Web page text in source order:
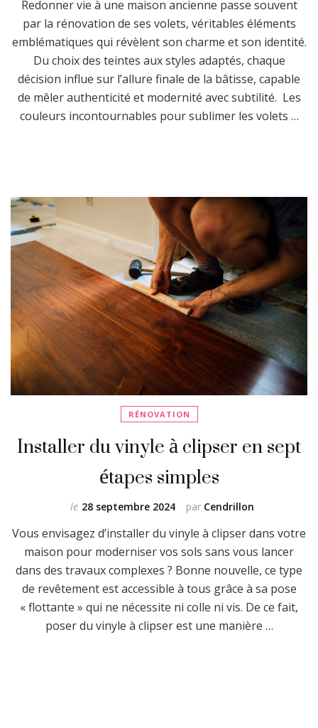
Redonner vie à une maison ancienne passe souvent
par la rénovation de ses volets, véritables éléments
emblématiques qui révèlent son charme et son identité.
Du choix des teintes aux styles adaptés, chaque
décision influe sur l’allure finale de la bâtisse, capable
de mêler authenticité et modernité avec subtilité. Les
couleurs incontournables pour sublimer les volets …
RÉNOVATION
Installer du vinyle à clipser en sept
étapes simples
par Cendrillon
le 28 septembre 2024
Vous envisagez d’installer du vinyle à clipser dans votre
maison pour moderniser vos sols sans vous lancer
dans des travaux complexes ? Bonne nouvelle, ce type
de revêtement est accessible à tous grâce à sa pose
« flottante » qui ne nécessite ni colle ni vis. De ce fait,
poser du vinyle à clipser est une manière …